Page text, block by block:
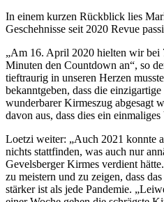
In einem kurzen Rückblick lies
Geschehnisse seit 2020 Revue
„Am 16. April 2020 hielten wir bei
Minuten den Countdown an“, so
tieftraurig in unseren Herzen
bekanntgeben, dass die
wunderbarer Kirmeszug abgesagt
davon aus, dass dies ein
Loetzi weiter: „Auch 2021 konnte
nichts stattfinden, was auch nur
Gevelsberger Kirmes verdient
zu meistern und zu zeigen, dass
stärker ist als jede Pandemie.